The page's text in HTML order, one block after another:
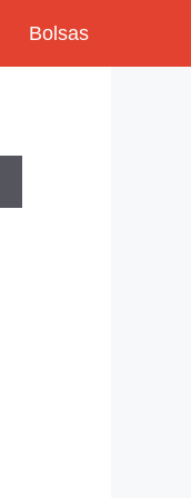
Bolsas